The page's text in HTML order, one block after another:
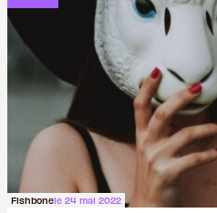
(PDF) - Crédit
Lastovich)
Fishbonele 24 mai 2022